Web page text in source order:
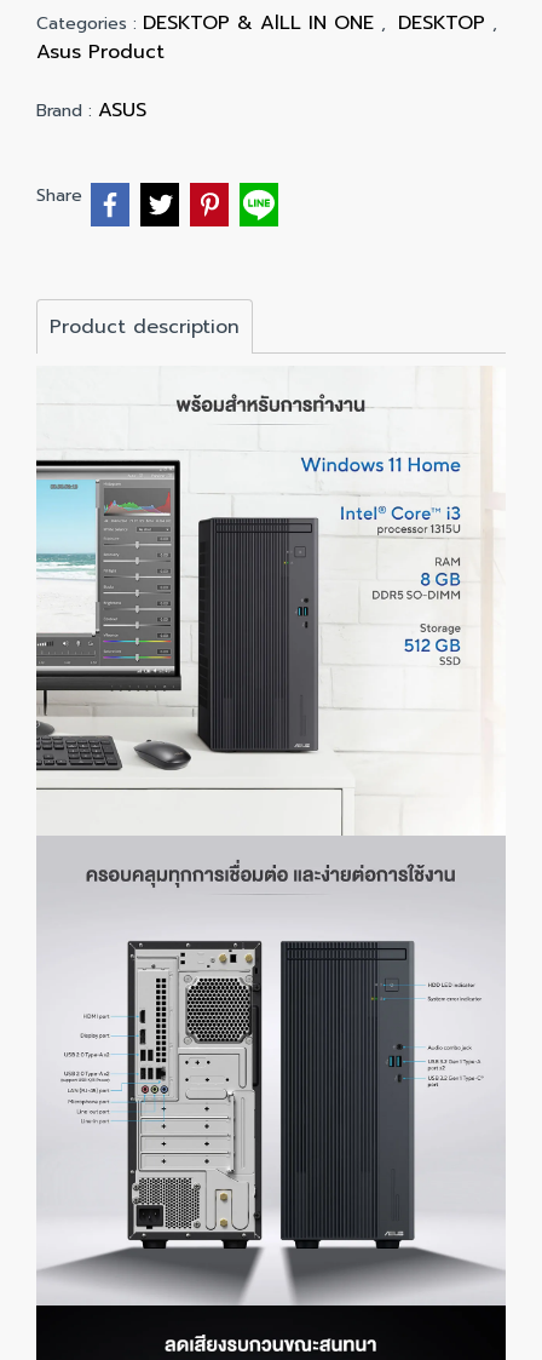
Categories : DESKTOP & AlLL IN ONE , DESKTOP ,
Asus Product
Brand : ASUS
Share
Product description